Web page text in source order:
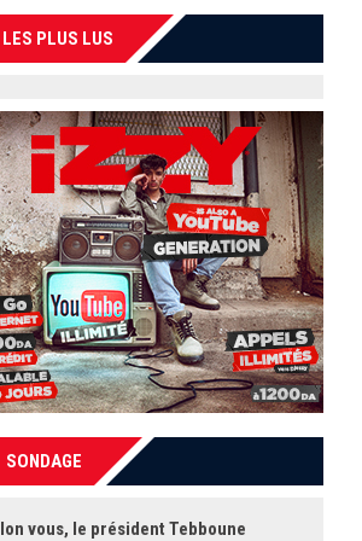
LES PLUS LUS
SONDAGE
vous, le président Tebboune